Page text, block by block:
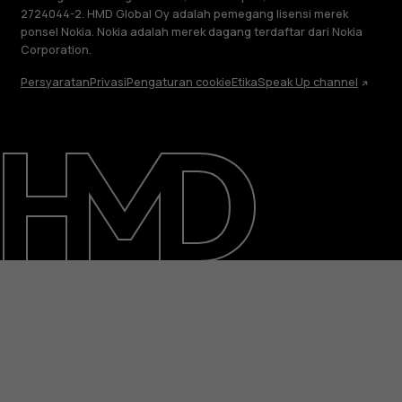
2724044-2. HMD Global Oy adalah pemegang lisensi merek
ponsel Nokia. Nokia adalah merek dagang terdaftar dari Nokia
Corporation.
PersyaratanPrivasiPengaturan cookieEtikaSpeak Up channel